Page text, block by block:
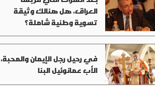
العراق، هل هنالك وثيقة
تسوية وطنية شاملة؟
في رحيل رجل الإيمان والمحبة،
الأب عمانوئيل البنا